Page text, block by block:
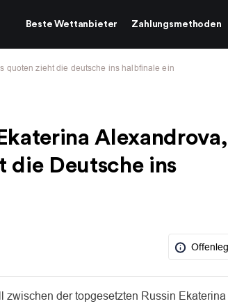
Beste Wettanbieter Zahlungsmethoden
quoten zieht die deutsche ins halbfinale ein
Alexandrova,
die Deutsche ins
zwischen der topgesetzten Russin Ekaterina